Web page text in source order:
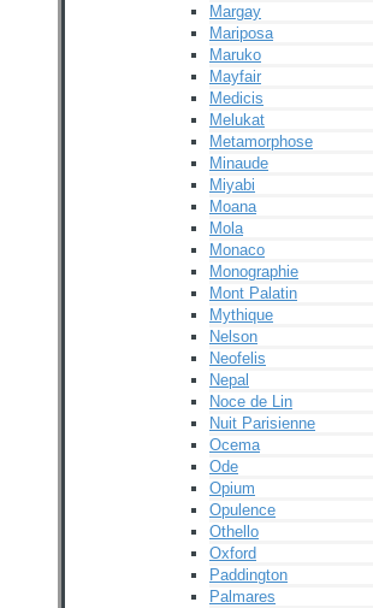
Margay
Mariposa
Maruko
Mayfair
Medicis
Melukat
Metamorphose
Minaude
Miyabi
Moana
Mola
Monaco
Monographie
Mont Palatin
Mythique
Nelson
Neofelis
Nepal
Noce de Lin
Nuit Parisienne
Ocema
Ode
Opium
Opulence
Othello
Oxford
Paddington
Palmares